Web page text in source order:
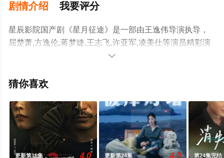
剧情介绍 我要评分
星辰影院国产剧《星月征途》是一部由王逸伟导演执导，
屈楚萧,方逸伦,蒋梦婕,王志飞,许亚军,凌美仕等演员精彩演
绎的中国大陆电视剧，大结局剧情已揭晓（1-1全集），超
视，更多相关信息可移步至豆瓣电视剧、电视猫或剧情网

猜你喜欢
更新第16集 4.0 更新第24集 4.0 第24集完结